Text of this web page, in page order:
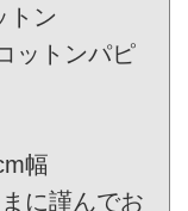
トン
ットンパピ
幅
に謹んでお